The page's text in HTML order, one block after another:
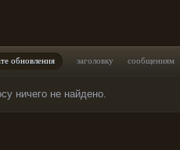
обновления заголовку сообщениям
ничего не найдено.